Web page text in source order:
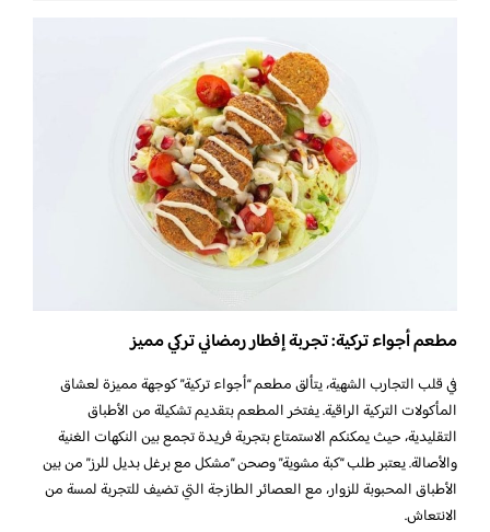
مطعم أجواء تركية: تجربة إفطار رمضاني تركي مميز
في قلب التجارب الشهية، يتألق مطعم “أجواء تركية” كوجهة مميزة لعشاق
المأكولات التركية الراقية. يفتخر المطعم بتقديم تشكيلة من الأطباق
التقليدية، حيث يمكنكم الاستمتاع بتجربة فريدة تجمع بين النكهات الغنية
والأصالة. يعتبر طلب “كبة مشوية” وصحن “مشكل مع برغل بديل للرز” من بين
الأطباق المحبوبة للزوار، مع العصائر الطازجة التي تضيف للتجربة لمسة من
الانتعاش.